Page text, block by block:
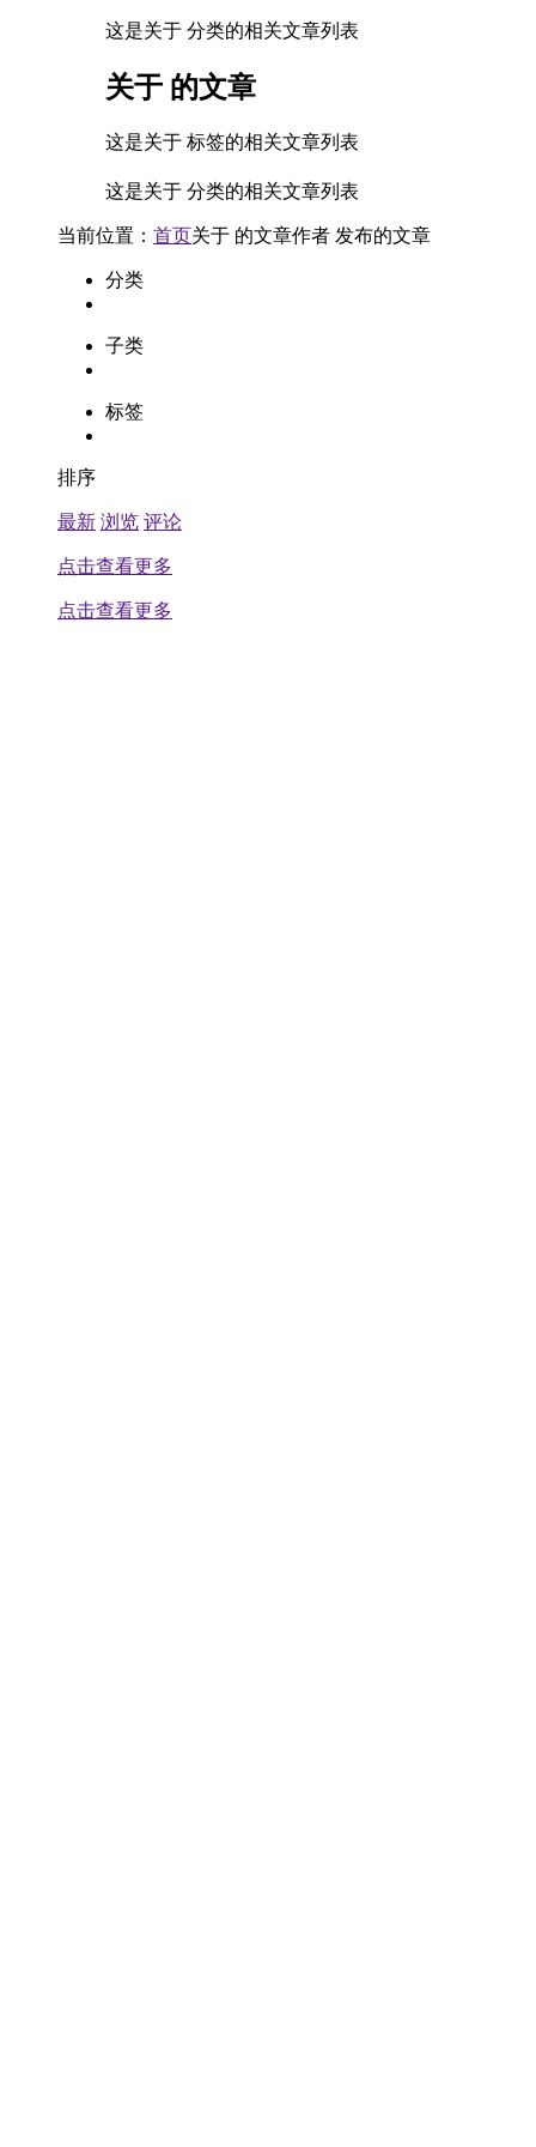
这是关于 分类的相关文章列表
关于 的文章
这是关于 标签的相关文章列表
这是关于 分类的相关文章列表
当前位置： 首页关于 的文章作者 发布的文章
分类
子类
标签
排序
最新 浏览 评论
点击查看更多
点击查看更多